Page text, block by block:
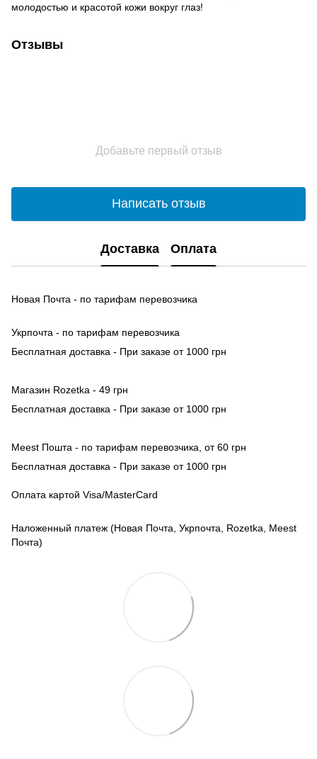
молодостью и красотой кожи вокруг глаз!
Отзывы
Добавьте первый отзыв
Написать отзыв
Доставка Оплата
Новая Почта - по тарифам перевозчика
Укрпочта - по тарифам перевозчика
Бесплатная доставка - При заказе от 1000 грн
Магазин Rozetka - 49 грн
Бесплатная доставка - При заказе от 1000 грн
Meest Пошта - по тарифам перевозчика, от 60 грн
Бесплатная доставка - При заказе от 1000 грн
Оплата картой Visa/MasterCard
Наложенный платеж (Новая Почта, Укрпочта, Rozetka, Meest
Почта)